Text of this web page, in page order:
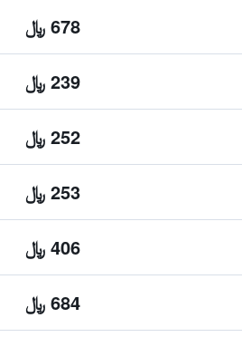
678 ﷼
239 ﷼
252 ﷼
253 ﷼
406 ﷼
684 ﷼